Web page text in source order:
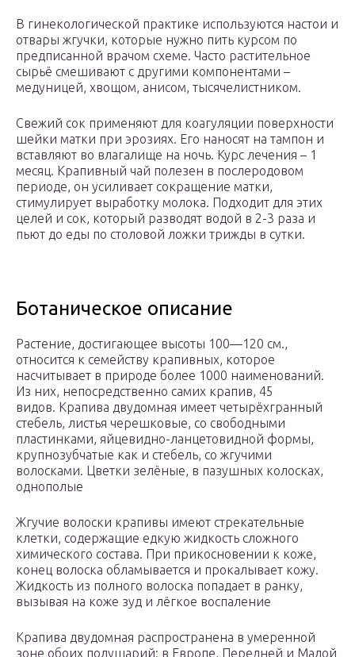
В гинекологической практике используются настои и
отвары жгучки, которые нужно пить курсом по
предписанной врачом схеме. Часто растительное
сырьё смешивают с другими компонентами –
медуницей, хвощом, анисом, тысячелистником.
Свежий сок применяют для коагуляции поверхности
шейки матки при эрозиях. Его наносят на тампон и
вставляют во влагалище на ночь. Курс лечения – 1
месяц. Крапивный чай полезен в послеродовом
периоде, он усиливает сокращение матки,
стимулирует выработку молока. Подходит для этих
целей и сок, который разводят водой в 2-3 раза и
пьют до еды по столовой ложки трижды в сутки.
Ботаническое описание
Растение, достигающее высоты 100—120 см.,
относится к семейству крапивных, которое
насчитывает в природе более 1000 наименований.
Из них, непосредственно самих крапив, 45
видов. Крапива двудомная имеет четырёхгранный
стебель, листья черешковые, со свободными
пластинками, яйцевидно-ланцетовидной формы,
крупнозубчатые как и стебель, со жгучими
волосками. Цветки зелёные, в пазушных колосках,
однополые
Жгучие волоски крапивы имеют стрекательные
клетки, содержащие едкую жидкость сложного
химического состава. При прикосновении к коже,
конец волоска обламывается и прокалывает кожу.
Жидкость из полного волоска попадает в ранку,
вызывая на коже зуд и лёгкое воспаление
Крапива двудомная распространена в умеренной
зоне обоих полушарий: в Европе, Передней и Малой